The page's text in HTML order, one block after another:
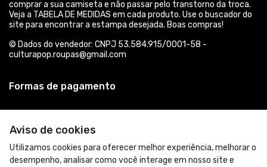
Aviso de cookies
Utilizamos cookies para oferecer melhor experiência, melhorar o
desempenho, analisar como você interage em nosso site e
comprar a sua camiseta e não passar pelo transtorno da troca.
Veja a TABELA DE MEDIDAS em cada produto. Use o buscador do
site para encontrar a estampa desejada. Boas compras!
© Dados do vendedor: CNPJ 53.584.915/0001-58 -
culturapop.roupas@gmail.com
Formas de pagamento